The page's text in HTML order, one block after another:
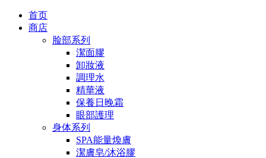
首页
商店
脸部系列
潔面膠
卸妝液
調理水
精華液
保養日晚霜
眼部護理
身体系列
SPA能量煥膚
潔膚皂/沐浴膠